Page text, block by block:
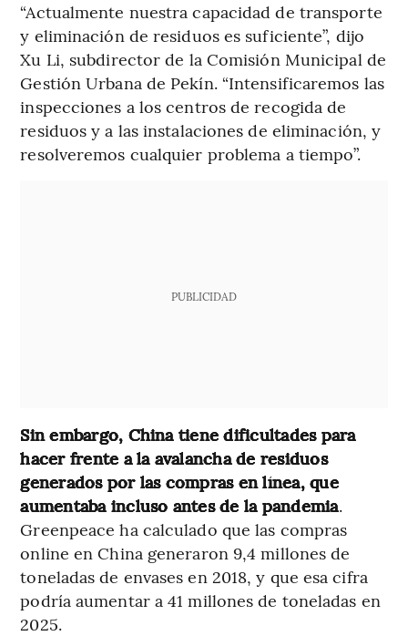
“Actualmente nuestra capacidad de transporte
y eliminación de residuos es suficiente”, dijo
Xu Li, subdirector de la Comisión Municipal de
Gestión Urbana de Pekín. “Intensificaremos las
inspecciones a los centros de recogida de
residuos y a las instalaciones de eliminación, y
resolveremos cualquier problema a tiempo”.
PUBLICIDAD
Sin embargo, China tiene dificultades para
hacer frente a la avalancha de residuos
generados por las compras en línea, que
aumentaba incluso antes de la pandemia.
Greenpeace ha calculado que las compras
online en China generaron 9,4 millones de
toneladas de envases en 2018, y que esa cifra
podría aumentar a 41 millones de toneladas en
2025.